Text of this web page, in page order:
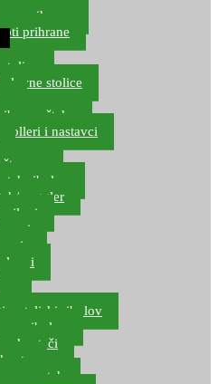
prihranu
prihrane
stolice
za šteku
rolleri i nastavci
ribolov
waggler
ribolov
za ribolov
– match